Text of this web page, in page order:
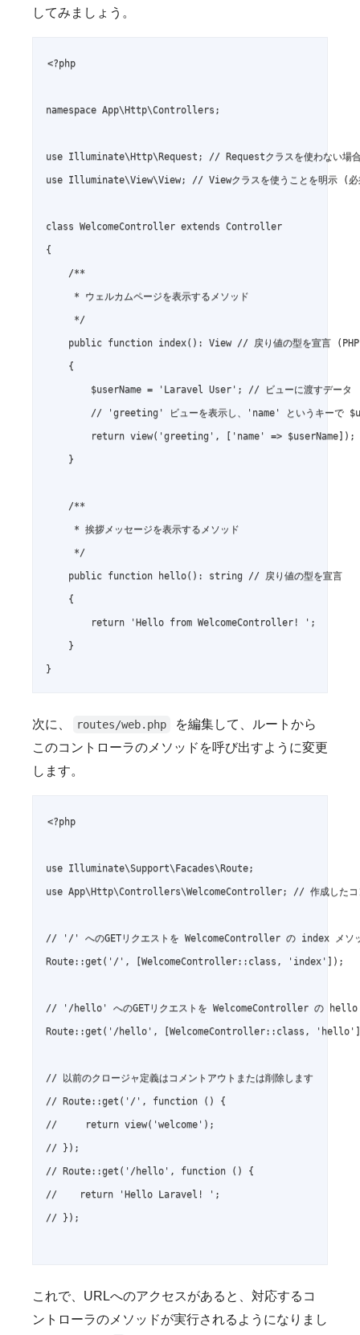
してみましょう。
<?php
namespace App\Http\Controllers;
use Illuminate\Http\Request; // Requestクラスを使わない場合
use Illuminate\View\View; // Viewクラスを使うことを明示 (必
class WelcomeController extends Controller
{
    /**
     * ウェルカムページを表示するメソッド
     */
public function index(): View // 戻り値の型を宣言
    {
        $userName = 'Laravel User'; // ビューに渡すデータ
// 'greeting' ビューを表示し、'name' というキーで
        return view('greeting', ['name' => $userName]);
    }
    /**
     * 挨拶メッセージを表示するメソッド
     */
    public function hello(): string // 戻り値の型を宣言
    {
        return 'Hello from WelcomeController! ';
    }
次に、 routes/web.php
を編集して、ルートから
このコントローラのメソッドを呼び出すように変更
します。
<?php
use Illuminate\Support\Facades\Route;
use App\Http\Controllers\WelcomeController; // 作成したコ
// '/' へのGETリクエストを WelcomeController の index メソッ
Route::get('/', [WelcomeController::class, 'index']);
// '/hello' へのGETリクエストを WelcomeController の hello
Route::get('/hello', [WelcomeController::class,
// 以前のクロージャ定義はコメントアウトまたは削除します
// Route::get('/', function () {
//     return view('welcome');
// });
// Route::get('/hello', function () {
//    return 'Hello Laravel! ';
// });
これで、URLへのアクセスがあると、対応するコ
ントローラのメソッドが実行されるようになりまし